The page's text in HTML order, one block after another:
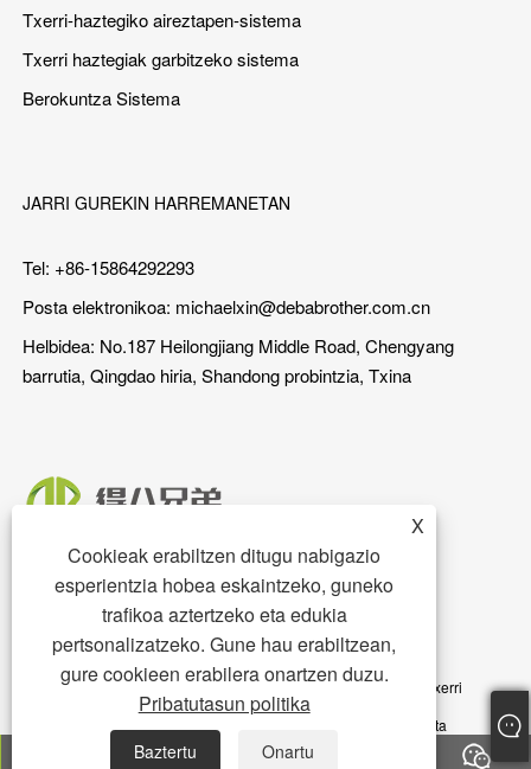
Txerri-haztegiko aireztapen-sistema
Txerri haztegiak garbitzeko sistema
Berokuntza Sistema
JARRI GUREKIN HARREMANETAN
Tel: +86-15864292293
Posta elektronikoa: michaelxin@debabrother.com.cn
Helbidea: No.187 Heilongjiang Middle Road, Chengyang
barrutia, Qingdao hiria, Shandong probintzia, Txina
Copyright © 2023 Qingdao DEBA Brother Machinery Co.,Ltd. - Txerri
postua, txerri zorua, txerri-janaria - Eskubide guztiak erreserbatuta
X
Cookieak erabiltzen ditugu nabigazio
esperientzia hobea eskaintzeko, guneko
trafikoa aztertzeko eta edukia
pertsonalizatzeko. Gune hau erabiltzean,
gure cookieen erabilera onartzen duzu.
Pribatutasun politika
Baztertu Onartu